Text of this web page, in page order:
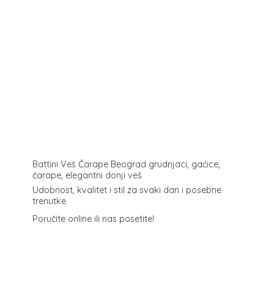
Battini Veš Čarape Beograd grudnjaci, gaćice,
čarape, elegantni donji veš
Udobnost, kvalitet i stil za svaki dan i posebne
trenutke
Poručite online ili nas posetite!